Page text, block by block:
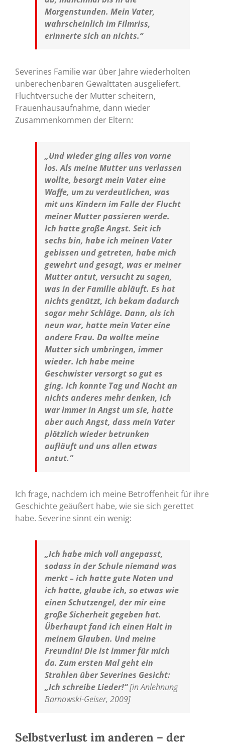
Morgenstunden. Mein Vater,
wahrscheinlich im Filmriss,
erinnerte sich an nichts.“
Severines Familie war über Jahre wiederholten
unberechenbaren Gewalttaten ausgeliefert.
Fluchtversuche der Mutter scheitern,
Frauenhausaufnahme, dann wieder
Zusammenkommen der Eltern:
„Und wieder ging alles von vorne
los. Als meine Mutter uns verlassen
wollte, besorgt mein Vater eine
Waffe, um zu verdeutlichen, was
mit uns Kindern im Falle der Flucht
meiner Mutter passieren werde.
Ich hatte große Angst. Seit ich
sechs bin, habe ich meinen Vater
gebissen und getreten, habe mich
gewehrt und gesagt, was er meiner
Mutter antut, versucht zu sagen,
was in der Familie abläuft. Es hat
nichts genützt, ich bekam dadurch
sogar mehr Schläge. Dann, als ich
neun war, hatte mein Vater eine
andere Frau. Da wollte meine
Mutter sich umbringen, immer
wieder. Ich habe meine
Geschwister versorgt so gut es
ging. Ich konnte Tag und Nacht an
nichts anderes mehr denken, ich
war immer in Angst um sie, hatte
aber auch Angst, dass mein Vater
plötzlich wieder betrunken
aufläuft und uns allen etwas
antut.“
Ich frage, nachdem ich meine Betroffenheit für ihre
Geschichte geäußert habe, wie sie sich gerettet
habe. Severine sinnt ein wenig:
„Ich habe mich voll angepasst,
sodass in der Schule niemand was
merkt – ich hatte gute Noten und
ich hatte, glaube ich, so etwas wie
einen Schutzengel, der mir eine
große Sicherheit gegeben hat.
Überhaupt fand ich einen Halt in
meinem Glauben. Und meine
Freundin! Die ist immer für mich
da. Zum ersten Mal geht ein
Strahlen über Severines Gesicht:
„Ich schreibe Lieder!“[in Anlehnung
Barnowski-Geiser, 2009]
Selbstverlust im anderen – der